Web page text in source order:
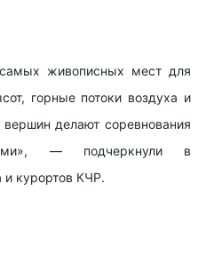
живописных мест для
горные потоки воздуха и
делают соревнования
— подчеркнули в
и курортов КЧР.